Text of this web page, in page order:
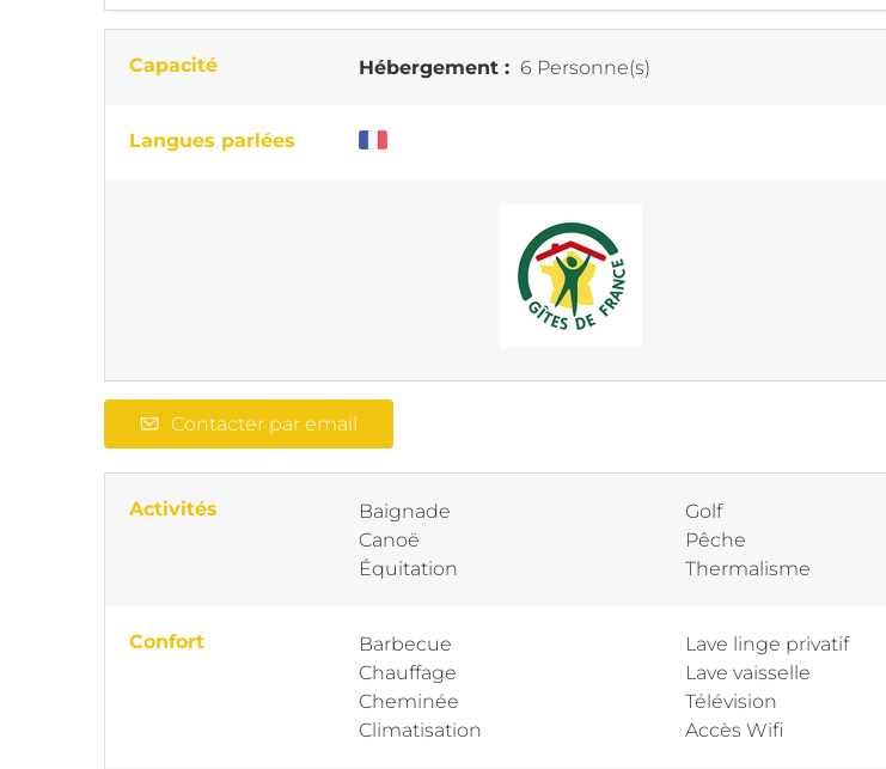
Capacité Hébergement : 6 Personne(s)
Langues parlées
Contacter par email
Activités
Baignade
Canoë
Équitation
Golf
Pêche
Thermalisme
Confort
Barbecue
Chauffage
Cheminée
Climatisation
Lave linge privatif
Lave vaisselle
Télévision
Accès Wifi